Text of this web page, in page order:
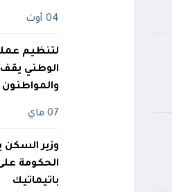
04 أوت
لتنظيم
الوطني
07 ماي
وزير
باتيماتيك